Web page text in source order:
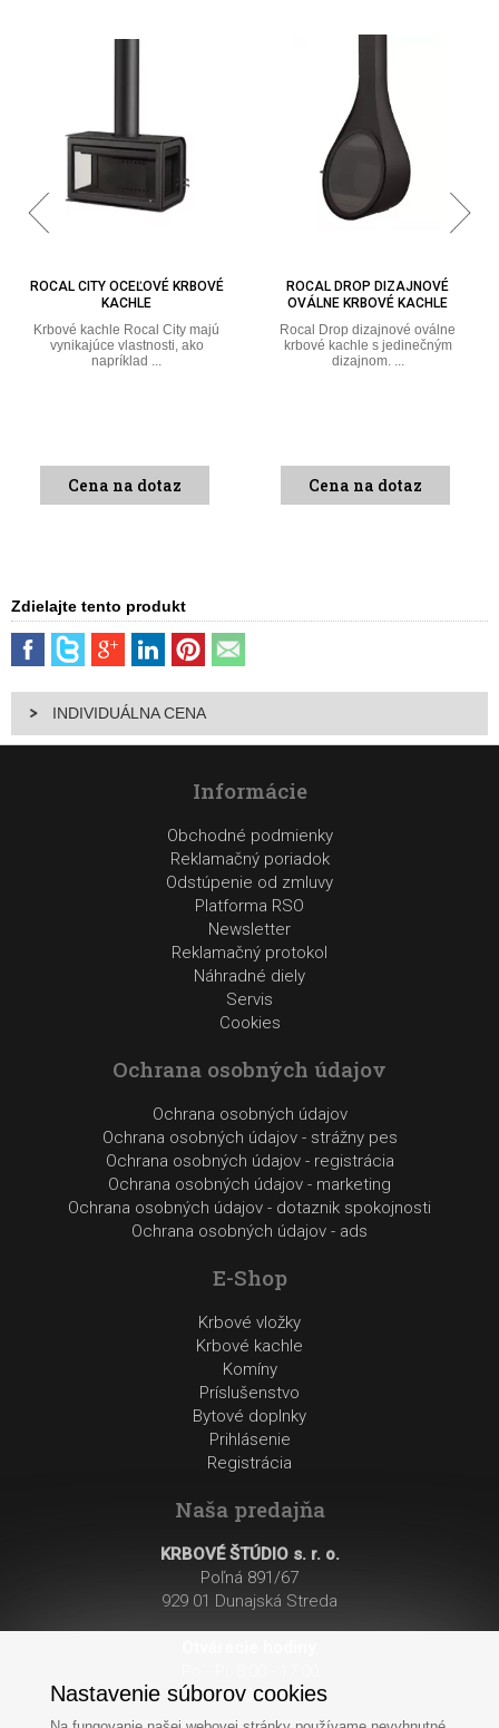
ROCAL DROP DIZAJNOVÉ
OVÁLNE KRBOVÉ KACHLE
Rocal Drop dizajnové oválne
krbové kachle s jedinečným
dizajnom. ...
Cena na dotaz
ROCAL D-7 OCEĽOVÉ ZÁVESNÉ
KRBOVÉ KACHLE
Chceli by ste aj Vy zútulniť svoj
domov, ale nemáte ešte ...
Cena na dotaz
Zdielajte tento produkt
INDIVIDUÁLNA CENA
Informácie
Obchodné podmienky
Reklamačný poriadok
Odstúpenie od zmluvy
Platforma RSO
Newsletter
Reklamačný protokol
Náhradné diely
Servis
Cookies
Ochrana osobných údajov
Ochrana osobných údajov
Ochrana osobných údajov - strážny pes
Ochrana osobných údajov - registrácia
Ochrana osobných údajov - marketing
Ochrana osobných údajov - dotaznik spokojnosti
Ochrana osobných údajov - ads
E-Shop
Krbové vložky
Krbové kachle
Komíny
Príslušenstvo
Bytové doplnky
Prihlásenie
Registrácia
Naša predajňa
KRBOVÉ ŠTÚDIO s. r. o.
Poľná 891/67
929 01 Dunajská Streda
So: 8:00 - 12:00
Nastavenie súborov cookies